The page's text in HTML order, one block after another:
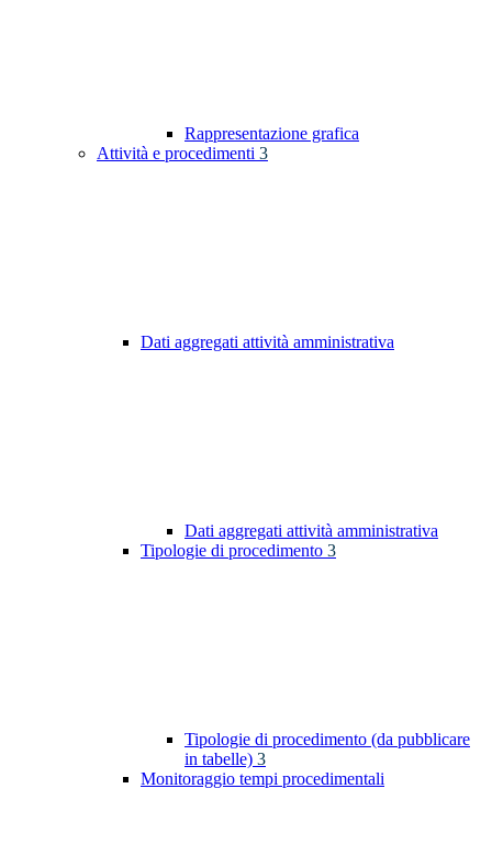
Rappresentazione grafica
Attività e procedimenti 3
Dati aggregati attività amministrativa
Dati aggregati attività amministrativa
Tipologie di procedimento 3
Tipologie di procedimento (da pubblicare
in tabelle) 3
Monitoraggio tempi procedimentali